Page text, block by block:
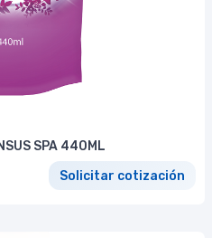
SPA 440ML
Solicitar cotización